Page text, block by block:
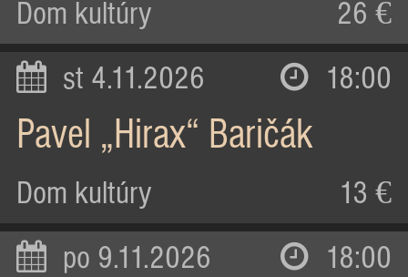
Dom kultúry 26 €
st 4.11.2026 18:00
Pavel „Hirax“ Baričák
Dom kultúry 13 €
po 9.11.2026 18:00